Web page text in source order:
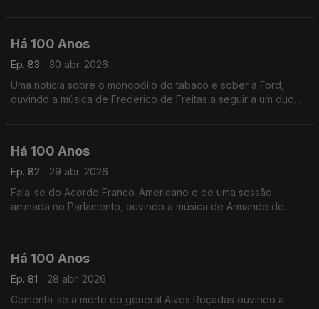
Há 100 Anos
Ep. 83
30 abr. 2026
Uma notícia sobre o monopólio do tabaco e sober a Ford,
ouvindo a música de Frederico de Freitas a seguir a um duo
Há 100 Anos
Ep. 82
29 abr. 2026
Fala-se do Acordo Franco-Americano e de uma sessão
animada no Parlamento, ouvindo a música de Armande de
Há 100 Anos
Ep. 81
28 abr. 2026
Comenta-se a morte do general Alves Roçadas ouvindo a